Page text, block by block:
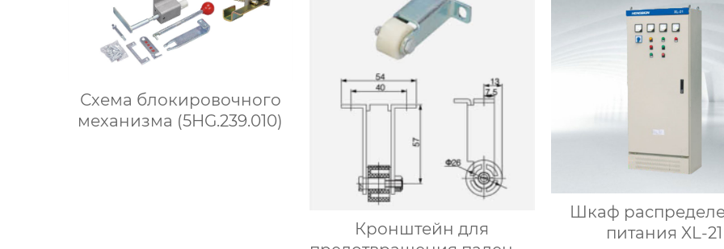
Схема блокировочного
механизма (5HG.239.010)
Кронштейн для
Шкаф
питания XL-21